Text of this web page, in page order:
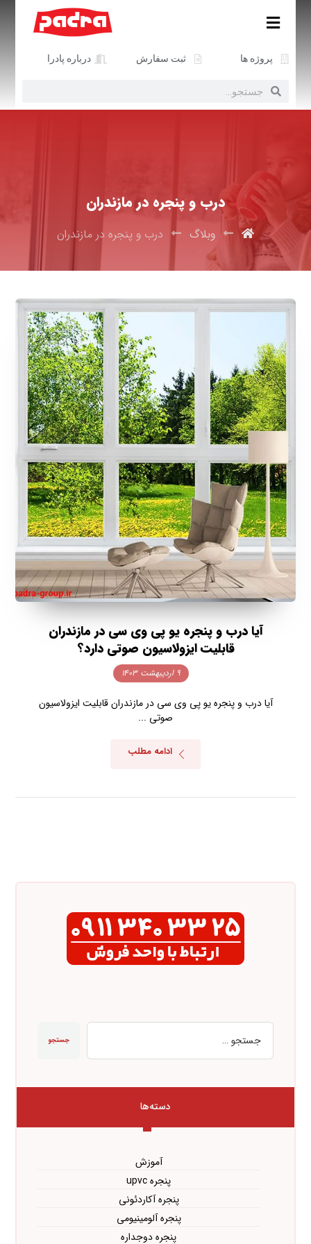
پروژه ها ثبت سفارش درباره پادرا
درب و پنجره در مازندران
وبلاگ درب و پنجره در مازندران
آیا درب و پنجره یو پی وی سی در مازندران
قابلیت ایزولاسیون صوتی دارد؟
۹ اردیبهشت ۱۴۰۳
آیا درب و پنجره یو پی وی سی در مازندران قابلیت ایزولاسیون
صوتی ...
ادامه مطلب
جستجو
دسته‌ها
آموزش
پنجره upvc
پنجره آکاردئونی
پنجره آلومینیومی
پنجره دوجداره